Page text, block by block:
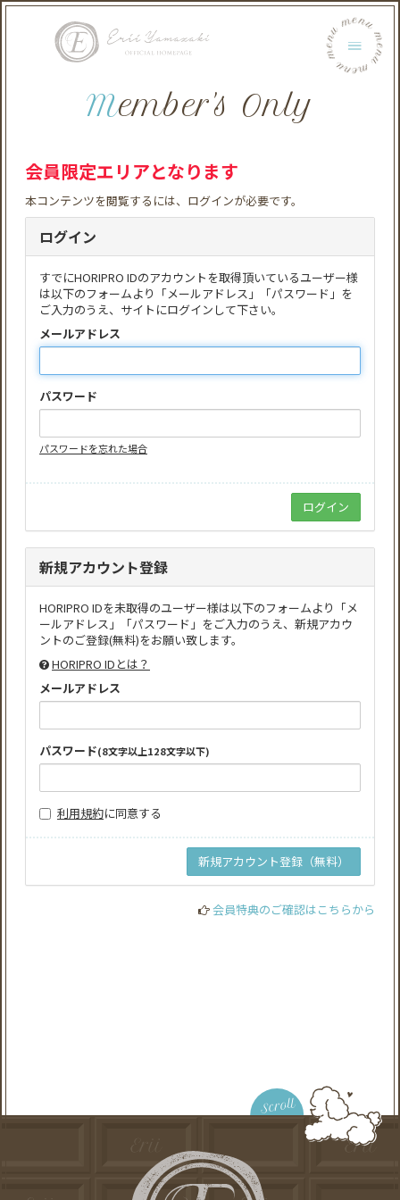
menu menu menu menu menu menu
Member's Only
会員限定エリアとなります
本コンテンツを閲覧するには、ログインが必要です。
ログイン
すでにHORIPRO IDのアカウントを取得頂いているユーザー様
は以下のフォームより「メールアドレス」「パスワード」を
ご入力のうえ、サイトにログインして下さい。
メールアドレス
パスワード
パスワードを忘れた場合
新規アカウント登録
HORIPRO IDを未取得のユーザー様は以下のフォームより「メ
ールアドレス」「パスワード」をご入力のうえ、新規アカウ
ントのご登録(無料)をお願い致します。
HORIPRO IDとは？
メールアドレス
パスワード(8文字以上128文字以下)
利用規約に同意する
会員特典のご確認はこちらから
Scroll